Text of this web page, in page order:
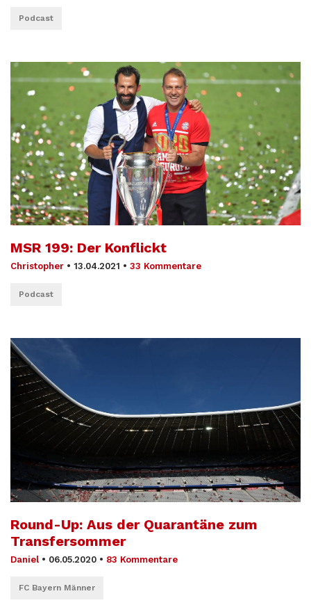
Podcast
MSR 199: Der Konflickt
Christopher • 13.04.2021 • 33 Kommentare
Podcast
Round-Up: Aus der Quarantäne zum
Transfersommer
Daniel • 06.05.2020 • 83 Kommentare
FC Bayern Männer